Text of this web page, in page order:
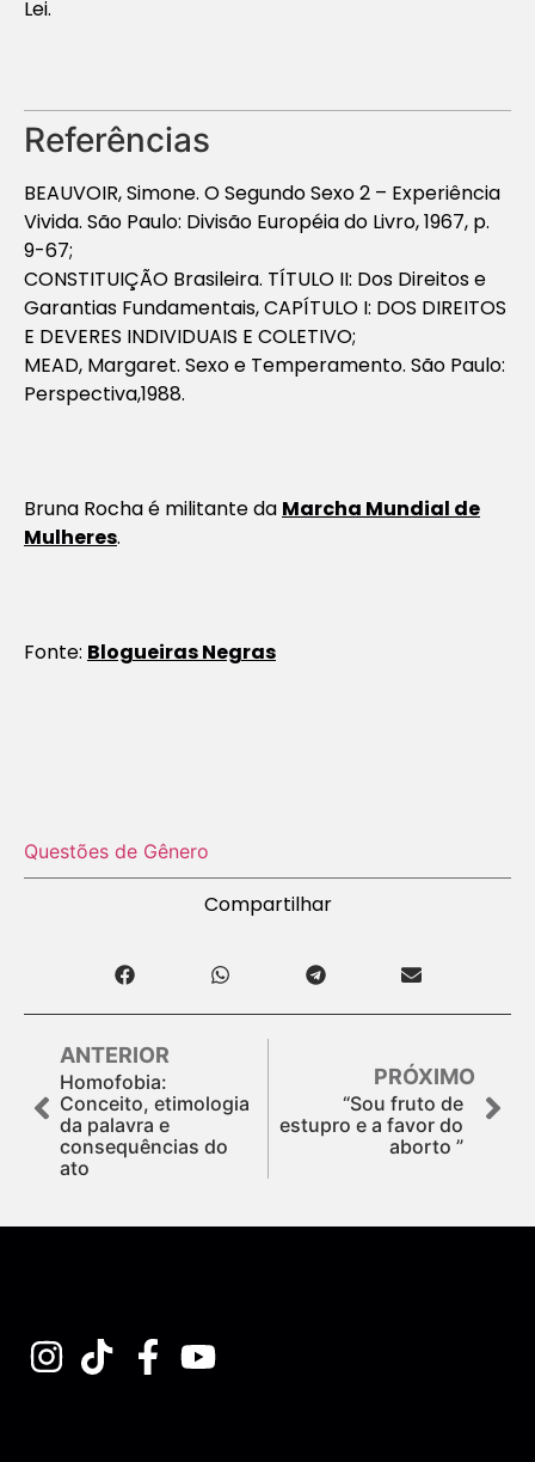
Lei.
Referências
BEAUVOIR, Simone. O Segundo Sexo 2 – Experiência
Vivida. São Paulo: Divisão Européia do Livro, 1967, p.
9-67;
CONSTITUIÇÃO Brasileira. TÍTULO II: Dos Direitos e
Garantias Fundamentais, CAPÍTULO I: DOS DIREITOS
E DEVERES INDIVIDUAIS E COLETIVO;
MEAD, Margaret. Sexo e Temperamento. São Paulo:
Perspectiva,1988.
Bruna Rocha é militante da Marcha Mundial de
Mulheres.
Fonte: Blogueiras Negras
Questões de Gênero
Compartilhar
ANTERIOR
Homofobia:
Conceito, etimologia
da palavra e
consequências do
ato
PRÓXIMO
“Sou fruto de
estupro e a favor do
aborto ”